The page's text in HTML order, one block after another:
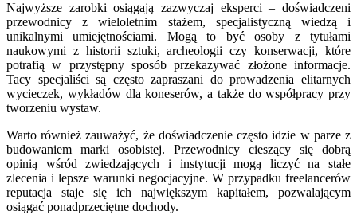
Najwyższe zarobki osiągają zazwyczaj eksperci – doświadczeni
przewodnicy z wieloletnim stażem, specjalistyczną wiedzą i
unikalnymi umiejętnościami. Mogą to być osoby z tytułami
naukowymi z historii sztuki, archeologii czy konserwacji, które
potrafią w przystępny sposób przekazywać złożone informacje.
Tacy specjaliści są często zapraszani do prowadzenia elitarnych
wycieczek, wykładów dla koneserów, a także do współpracy przy
tworzeniu wystaw.
Warto również zauważyć, że doświadczenie często idzie w parze z
budowaniem marki osobistej. Przewodnicy cieszący się dobrą
opinią wśród zwiedzających i instytucji mogą liczyć na stałe
zlecenia i lepsze warunki negocjacyjne. W przypadku freelancerów
reputacja staje się ich największym kapitałem, pozwalającym
osiągać ponadprzeciętne dochody.